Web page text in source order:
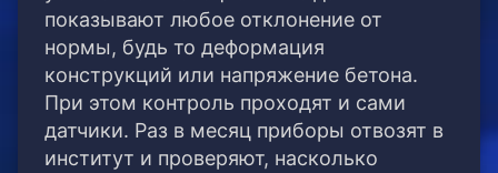
показывают любое отклонение от
нормы, будь то деформация
конструкций или напряжение бетона.
При этом контроль проходят и сами
датчики. Раз в месяц приборы отвозят в
институт и проверяют, насколько